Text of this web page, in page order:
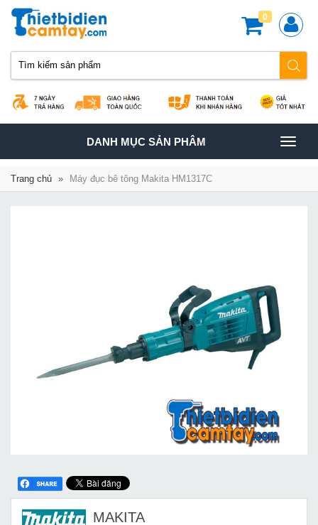
0
TOGGLE
NAVIGATION
DANH MỤC SẢN PHÂM
Trang chủ » Máy đục bê tông Makita HM1317C
MAKITA